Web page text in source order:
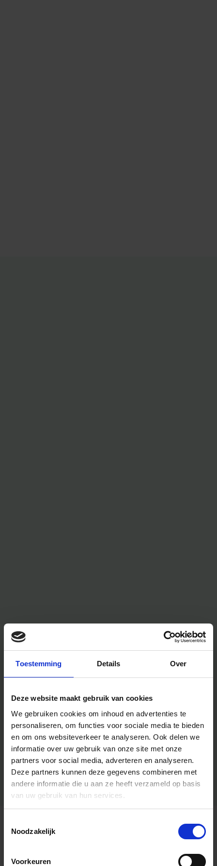
Toestemming Details Over
Deze website maakt gebruik van cookies
We gebruiken cookies om inhoud en advertenties te
personaliseren, om functies voor sociale media te bieden
en om ons websiteverkeer te analyseren. Ook delen we
informatie over uw gebruik van onze site met onze
partners voor social media, adverteren en analyseren.
Deze partners kunnen deze gegevens combineren met
andere informatie die u aan ze heeft verzameld op basis
van uw gebruik van hun services.
Noodzakelijk
Voorkeuren
Algemene informatie